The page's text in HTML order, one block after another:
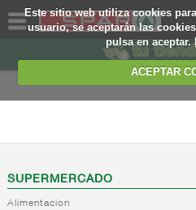
Este sitio web utiliza cookies
usuario, se aceptarán las
pulsa en aceptar.
ACEPTAR
SOMOS
WEB
lacteos
(ambiente)
SUPERMERCADO
Alimentacion